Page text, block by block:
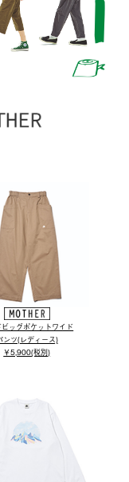
ビッグポケットワイド
ンツ(レディース)
￥5,900(税別)